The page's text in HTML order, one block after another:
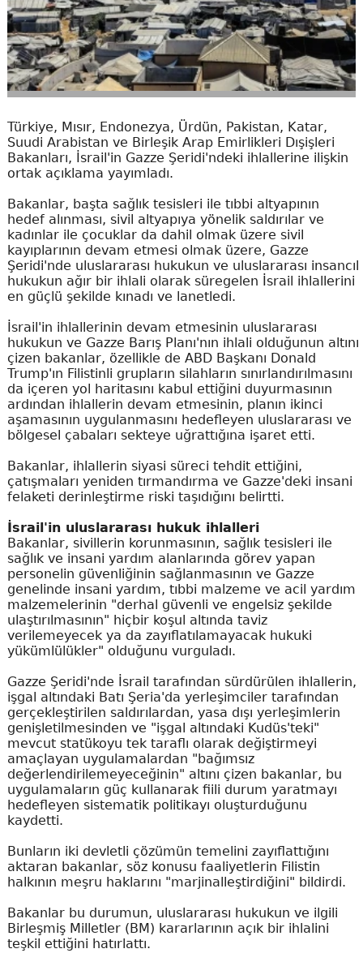
Türkiye, Mısır, Endonezya, Ürdün, Pakistan, Katar,
Suudi Arabistan ve Birleşik Arap Emirlikleri Dışişleri
Bakanları, İsrail'in Gazze Şeridi'ndeki ihlallerine ilişkin
ortak açıklama yayımladı.
Bakanlar, başta sağlık tesisleri ile tıbbi altyapının
hedef alınması, sivil altyapıya yönelik saldırılar ve
kadınlar ile çocuklar da dahil olmak üzere sivil
kayıplarının devam etmesi olmak üzere, Gazze
Şeridi'nde uluslararası hukukun ve uluslararası insancıl
hukukun ağır bir ihlali olarak süregelen İsrail ihlallerini
en güçlü şekilde kınadı ve lanetledi.
İsrail'in ihlallerinin devam etmesinin uluslararası
hukukun ve Gazze Barış Planı'nın ihlali olduğunun altını
çizen bakanlar, özellikle de ABD Başkanı Donald
Trump'ın Filistinli grupların silahların sınırlandırılmasını
da içeren yol haritasını kabul ettiğini duyurmasının
ardından ihlallerin devam etmesinin, planın ikinci
aşamasının uygulanmasını hedefleyen uluslararası ve
bölgesel çabaları sekteye uğrattığına işaret etti.
Bakanlar, ihlallerin siyasi süreci tehdit ettiğini,
çatışmaları yeniden tırmandırma ve Gazze'deki insani
felaketi derinleştirme riski taşıdığını belirtti.
İsrail'in uluslararası hukuk ihlalleri
Bakanlar, sivillerin korunmasının, sağlık tesisleri ile
sağlık ve insani yardım alanlarında görev yapan
personelin güvenliğinin sağlanmasının ve Gazze
genelinde insani yardım, tıbbi malzeme ve acil yardım
malzemelerinin "derhal güvenli ve engelsiz şekilde
ulaştırılmasının" hiçbir koşul altında taviz
verilemeyecek ya da zayıflatılamayacak hukuki
yükümlülükler" olduğunu vurguladı.
Gazze Şeridi'nde İsrail tarafından sürdürülen ihlallerin,
işgal altındaki Batı Şeria'da yerleşimciler tarafından
gerçekleştirilen saldırılardan, yasa dışı yerleşimlerin
genişletilmesinden ve "işgal altındaki Kudüs'teki"
mevcut statükoyu tek taraflı olarak değiştirmeyi
amaçlayan uygulamalardan "bağımsız
değerlendirilemeyeceğinin" altını çizen bakanlar, bu
uygulamaların güç kullanarak fiili durum yaratmayı
hedefleyen sistematik politikayı oluşturduğunu
kaydetti.
Bunların iki devletli çözümün temelini zayıflattığını
aktaran bakanlar, söz konusu faaliyetlerin Filistin
halkının meşru haklarını "marjinalleştirdiğini" bildirdi.
Bakanlar bu durumun, uluslararası hukukun ve ilgili
Birleşmiş Milletler (BM) kararlarının açık bir ihlalini
teşkil ettiğini hatırlattı.